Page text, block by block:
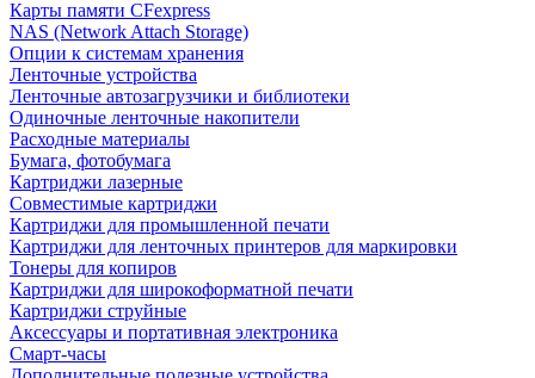
Карты памяти CFexpress
NAS (Network Attach Storage)
Опции к системам хранения
Ленточные устройства
Ленточные автозагрузчики и библиотеки
Одиночные ленточные накопители
Расходные материалы
Бумага, фотобумага
Картриджи лазерные
Совместимые картриджи
Картриджи для промышленной печати
Картриджи для ленточных принтеров для маркировки
Тонеры для копиров
Картриджи для широкоформатной печати
Картриджи струйные
Аксессуары и портативная электроника
Смарт-часы